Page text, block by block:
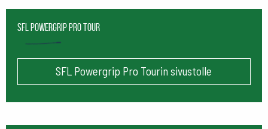
SFL Powergrip Pro Tour
SFL Powergrip Pro Tourin sivustolle